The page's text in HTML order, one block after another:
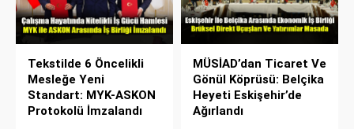
Tekstilde 6 Öncelikli
Mesleğe Yeni
Standart: MYK-ASKON
Protokolü İmzalandı
MÜSİAD’dan Ticaret Ve
Gönül Köprüsü: Belçika
Heyeti Eskişehir’de
Ağırlandı